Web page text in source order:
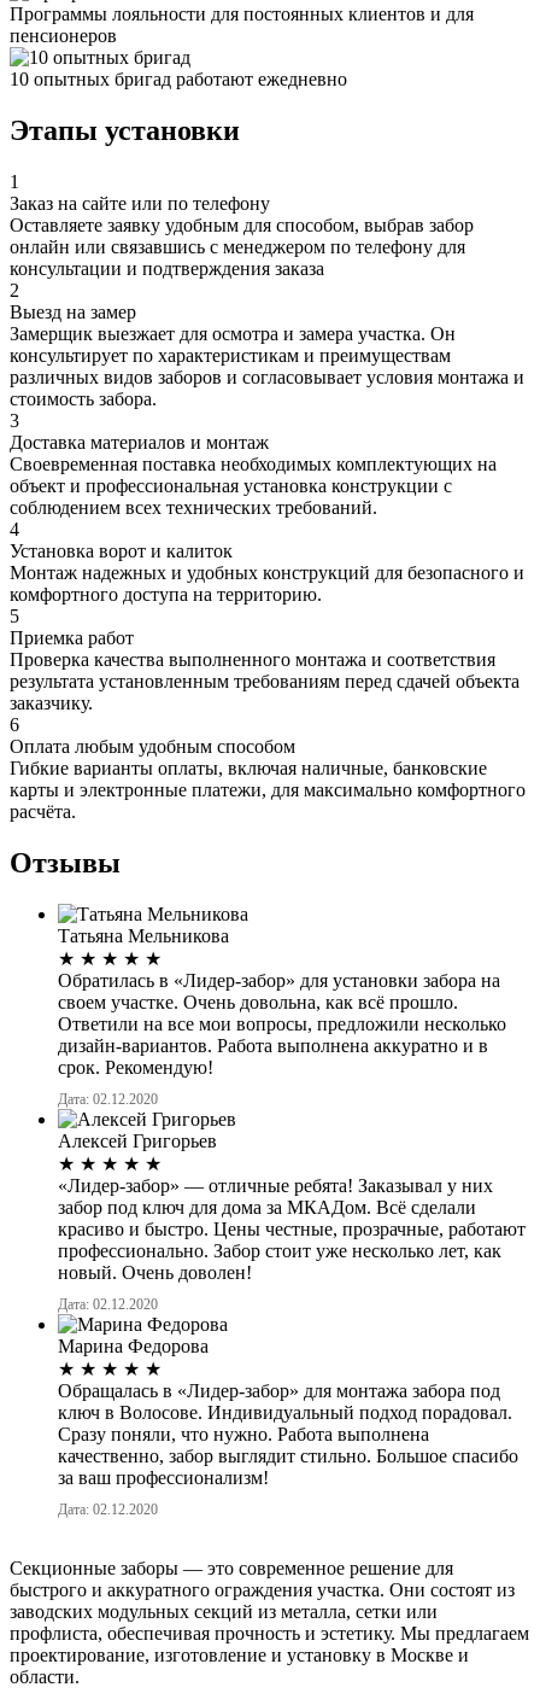
Программы лояльности для постоянных клиентов и для
пенсионеров
10 опытных бригад работают ежедневно
Этапы установки
1
Заказ на сайте или по телефону
Оставляете заявку удобным для способом, выбрав забор
онлайн или связавшись с менеджером по телефону для
консультации и подтверждения заказа
2
Выезд на замер
Замерщик выезжает для осмотра и замера участка. Он
консультирует по характеристикам и преимуществам
различных видов заборов и согласовывает условия монтажа и
стоимость забора.
3
Доставка материалов и монтаж
Своевременная поставка необходимых комплектующих на
объект и профессиональная установка конструкции с
соблюдением всех технических требований.
4
Установка ворот и калиток
Монтаж надежных и удобных конструкций для безопасного и
комфортного доступа на территорию.
5
Приемка работ
Проверка качества выполненного монтажа и соответствия
результата установленным требованиям перед сдачей объекта
заказчику.
6
Оплата любым удобным способом
Гибкие варианты оплаты, включая наличные, банковские
карты и электронные платежи, для максимально комфортного
расчёта.
Отзывы
Татьяна Мельникова
★ ★ ★ ★ ★
Обратилась в «Лидер-забор» для установки забора на
своем участке. Очень довольна, как всё прошло.
Ответили на все мои вопросы, предложили несколько
дизайн-вариантов. Работа выполнена аккуратно и в
срок. Рекомендую!
Дата: 02.12.2020
Алексей Григорьев
★ ★ ★ ★ ★
«Лидер-забор» — отличные ребята! Заказывал у них
забор под ключ для дома за МКАДом. Всё сделали
красиво и быстро. Цены честные, прозрачные, работают
профессионально. Забор стоит уже несколько лет, как
новый. Очень доволен!
Дата: 02.12.2020
Марина Федорова
★ ★ ★ ★ ★
Обращалась в «Лидер-забор» для монтажа забора под
ключ в Волосове. Индивидуальный подход порадовал.
Сразу поняли, что нужно. Работа выполнена
качественно, забор выглядит стильно. Большое спасибо
за ваш профессионализм!
Дата: 02.12.2020
Секционные заборы — это современное решение для
быстрого и аккуратного ограждения участка. Они состоят из
заводских модульных секций из металла, сетки или
профлиста, обеспечивая прочность и эстетику. Мы предлагаем
проектирование, изготовление и установку в Москве и
области.